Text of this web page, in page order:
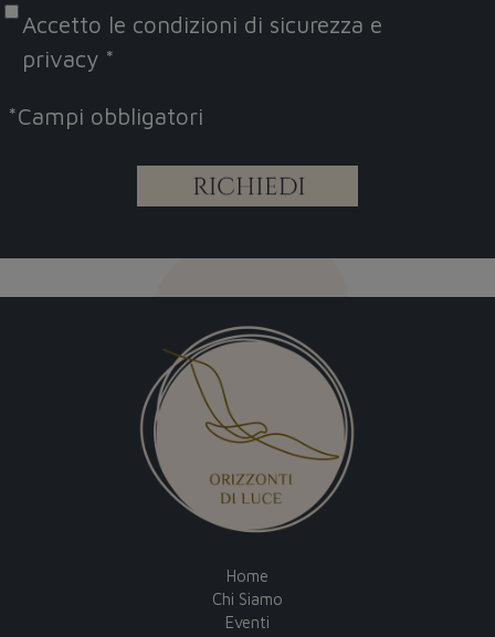
Accetto le condizioni di sicurezza e
privacy *
*Campi obbligatori
Home
Chi Siamo
Eventi